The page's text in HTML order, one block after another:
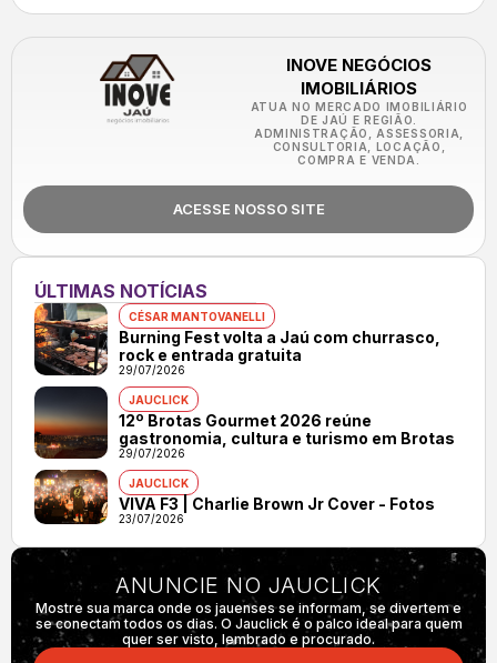
INOVE NEGÓCIOS
IMOBILIÁRIOS
ATUA NO MERCADO IMOBILIÁRIO
DE JAÚ E REGIÃO.
ADMINISTRAÇÃO, ASSESSORIA,
CONSULTORIA, LOCAÇÃO,
COMPRA E VENDA.
ACESSE NOSSO SITE
ÚLTIMAS NOTÍCIAS
CÉSAR MANTOVANELLI
Burning Fest volta a Jaú com churrasco,
rock e entrada gratuita
29/07/2026
JAUCLICK
12º Brotas Gourmet 2026 reúne
gastronomia, cultura e turismo em Brotas
29/07/2026
JAUCLICK
VIVA F3 | Charlie Brown Jr Cover - Fotos
23/07/2026
ANUNCIE NO JAUCLICK
Mostre sua marca onde os jauenses se informam, se divertem e
se conectam todos os dias. O Jauclick é o palco ideal para quem
quer ser visto, lembrado e procurado.